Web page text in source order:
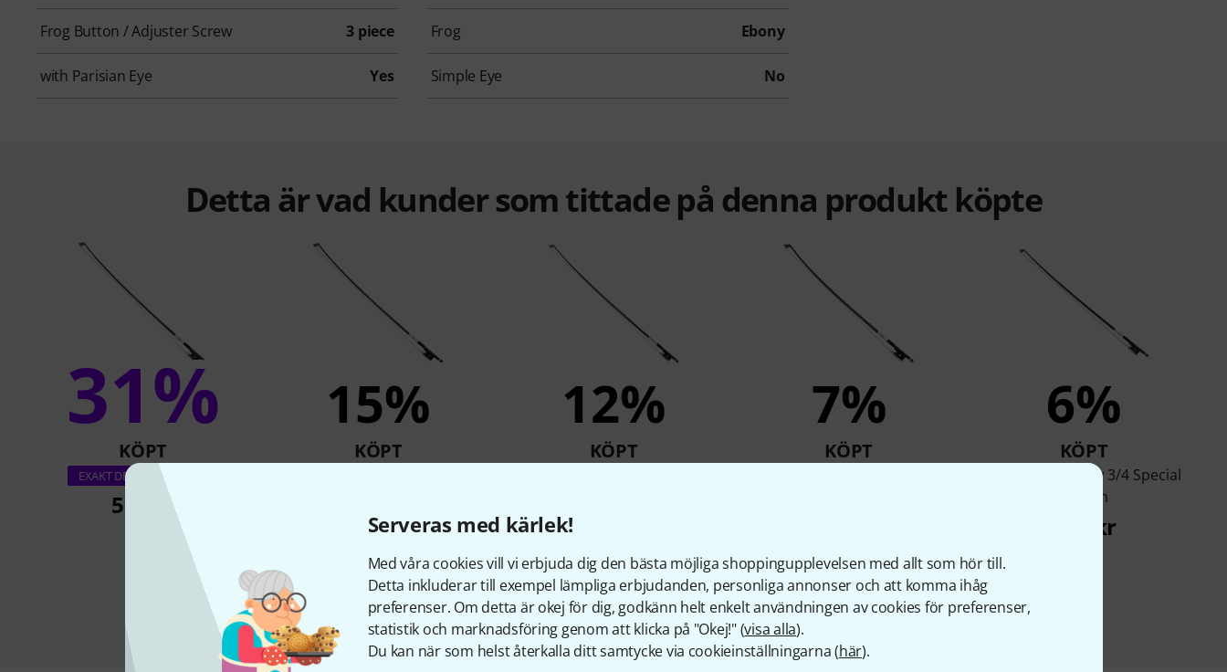
Serveras med kärlek!
Med våra cookies vill vi erbjuda dig den bästa möjliga shoppingupplevelsen med allt som hör till.
Detta inkluderar till exempel lämpliga erbjudanden, personliga annonser och att komma ihåg
preferenser. Om detta är okej för dig, godkänn helt enkelt användningen av cookies för preferenser,
statistik och marknadsföring genom att klicka på "Okej!" (visa alla).
Du kan när som helst återkalla ditt samtycke via cookieinställningarna (här).
Frog Button / Adjuster Screw 3 piece Frog Ebony
with Parisian Eye Yes Simple Eye No
Detta är vad kunder som tittade på denna produkt köpte
31%
KÖPT
EXAKT DENNA PRODUKT
511 kr
15%
KÖPT
489 kr
12%
KÖPT
7%
KÖPT
6%
KÖPT
Artino Violin Bow 3/4 Special
Edition
358 kr
Jämför